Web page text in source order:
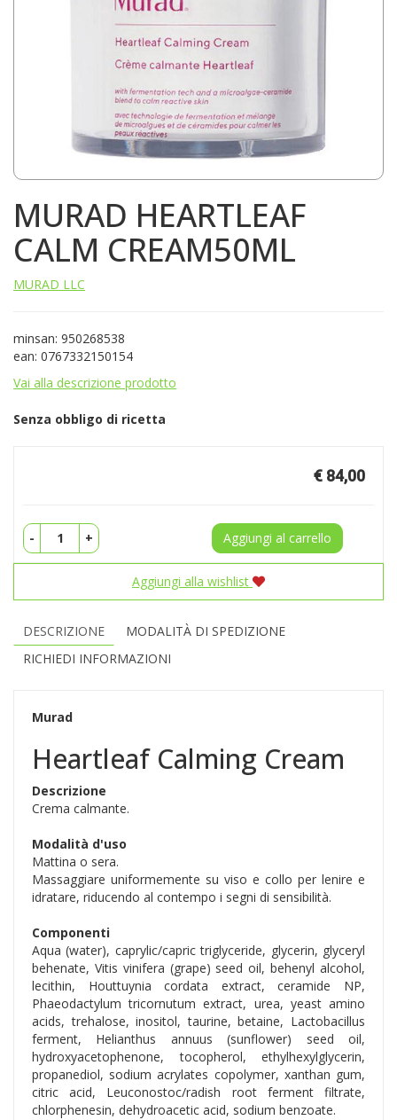
MURAD HEARTLEAF
CALM CREAM50ML
MURAD LLC
minsan: 950268538
ean: 0767332150154
Vai alla descrizione prodotto
Senza obbligo di ricetta
€ 84,00
- + Aggiungi al carrello
Aggiungi alla wishlist
DESCRIZIONE
MODALITÀ DI SPEDIZIONE
RICHIEDI INFORMAZIONI
Murad
Heartleaf Calming Cream
Descrizione
Crema calmante.
Modalità d'uso
Mattina o sera.
Massaggiare uniformemente su viso e collo per lenire e
idratare, riducendo al contempo i segni di sensibilità.
Componenti
Aqua (water), caprylic/capric triglyceride, glycerin, glyceryl
behenate, Vitis vinifera (grape) seed oil, behenyl alcohol,
lecithin, Houttuynia cordata extract, ceramide NP,
Phaeodactylum tricornutum extract, urea, yeast amino
acids, trehalose, inositol, taurine, betaine, Lactobacillus
ferment, Helianthus annuus (sunflower) seed oil,
hydroxyacetophenone, tocopherol, ethylhexylglycerin,
propanediol, sodium acrylates copolymer, xanthan gum,
citric acid, Leuconostoc/radish root ferment filtrate,
chlorphenesin, dehydroacetic acid, sodium benzoate.